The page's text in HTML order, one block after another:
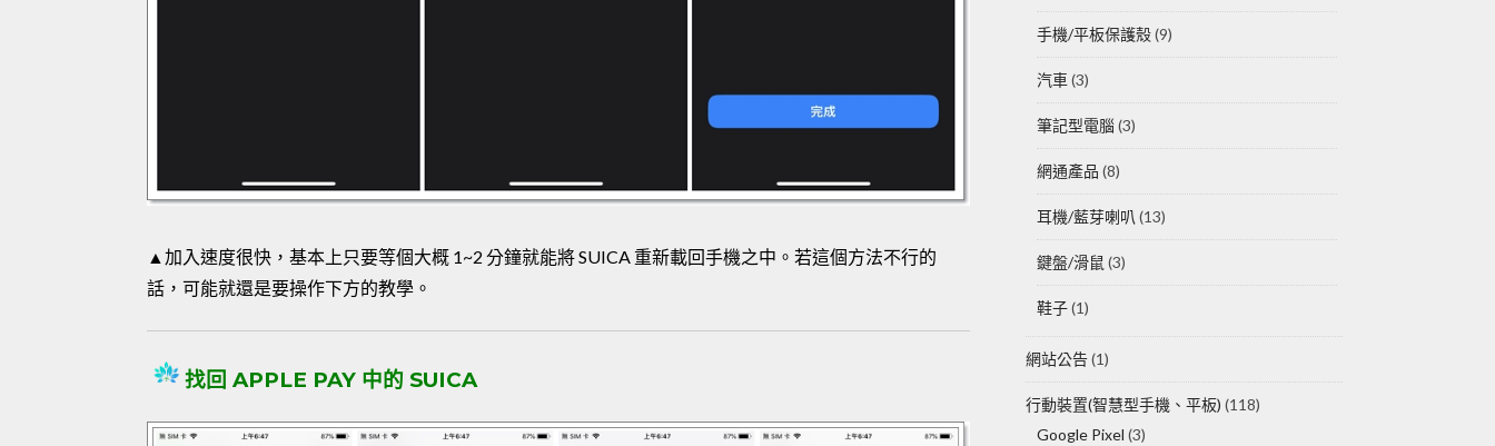
▲加入速度很快，基本上只要等個大概 1~2 分鐘就能將 SUICA 重新載回手機之中。若這個方法不行的
話，可能就還是要操作下方的教學。
找回 APPLE PAY 中的 SUICA
手機/平板保護殼(9)
汽車 (3)
筆記型電腦(3)
網通產品 (8)
耳機/藍芽喇叭 (13)
鍵盤/滑鼠 (3)
鞋子(1)
網站公告(1)
行動裝置(智慧型手機、平板) (118)
Google Pixel (3)